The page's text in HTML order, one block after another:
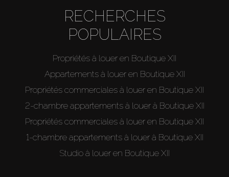
RECHERCHES
POPULAIRES
Propriétés à louer en Boutique XII
Appartements à louer en Boutique XII
Propriétés commerciales à louer en Boutique XII
2-chambre appartements à louer à Boutique XII
Propriétés commerciales à louer en Boutique XII
1-chambre appartements à louer à Boutique XII
Studio à louer en Boutique XII